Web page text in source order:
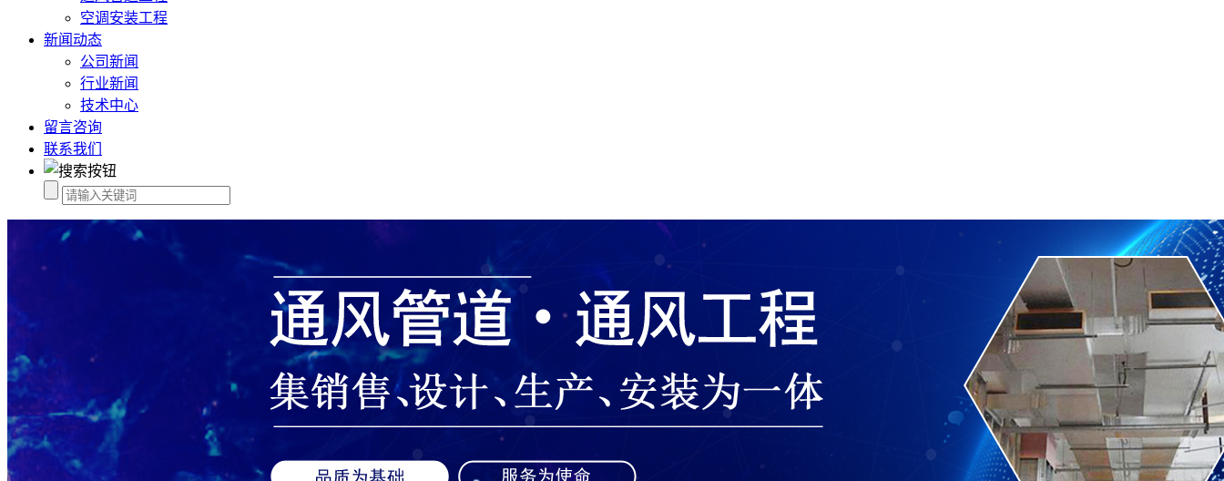
空调安装工程
新闻动态
公司新闻
行业新闻
技术中心
留言咨询
联系我们